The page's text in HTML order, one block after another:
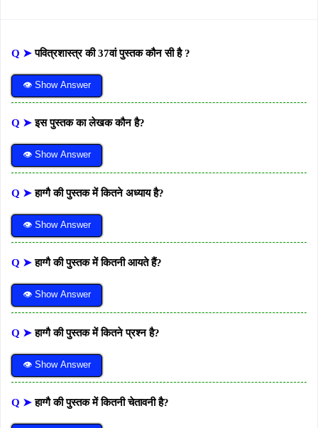
Q ➤पवित्रशास्त्र की 37वां पुस्तक कौन सी है ?
👁 Show Answer
Q ➤इस पुस्तक का लेखक कौन है?
👁 Show Answer
Q ➤हाग्गै की पुस्तक में कितने अध्याय है?
👁 Show Answer
Q ➤हाग्गै की पुस्तक में कितनी आयते हैं?
👁 Show Answer
Q ➤हाग्गै की पुस्तक में कितने प्रश्न है?
👁 Show Answer
Q ➤हाग्गै की पुस्तक में कितनी चेतावनी है?